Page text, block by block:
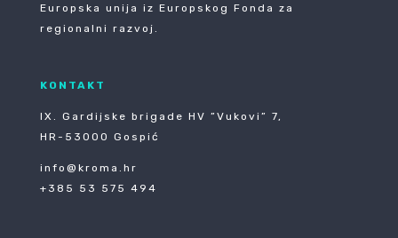
Europska unija iz Europskog Fonda za
regionalni razvoj.
KONTAKT
IX. Gardijske brigade HV ”Vukovi” 7,
HR-53000 Gospić
info@kroma.hr
+385 53 575 494